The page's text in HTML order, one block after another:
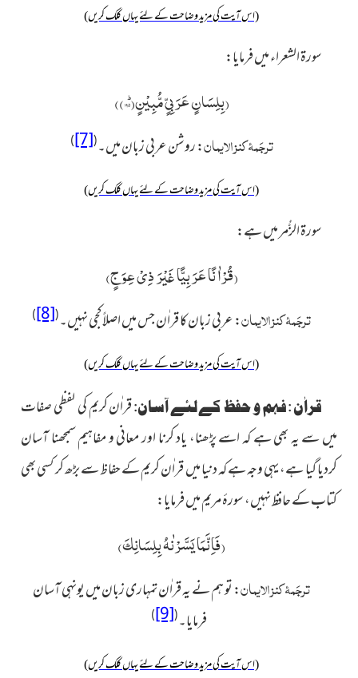
(اس آیت کی مزید وضاحت کے لئے یہاں کلک کریں)
سورۃ الشعراء میں فرمایا:
(بِلِسَانٍ عَرَبِیٍّ مُّبِیْنٍؕ(۱۹۵) )
ترجَمۂ کنز الایمان:روشن عربی زبان میں۔(
[7]
)
(اس آیت کی مزید وضاحت کے لئے یہاں کلک کریں)
سورۃ الزُّمر میں ہے:
(قُرْاٰنًا عَرَبِیًّا غَیْرَ ذِیْ عِوَجٍ)
ترجَمۂ کنز الایمان:عربی زبان کا قراٰن جس میں اصلاً کجی نہیں۔(
[8]
)
(اس آیت کی مزید وضاحت کے لئے یہاں کلک کریں)
قراٰن : فہم و حفظ کے لئے آسان:قراٰن کریم کی لفظی صفات
میں سے یہ بھی ہے کہ اسے پڑھنا، یاد کرنا اور معانی و مفاہیم سمجھنا آسان
کردیا گیا ہے، یہی وجہ ہے کہ دنیا میں قراٰن کریم کے حفاظ سے بڑھ کر کسی بھی
کتاب کے حافظ نہیں، سورۂ مریم میں فرمایا:
(فَاِنَّمَا یَسَّرْنٰهُ بِلِسَانِكَ)
ترجَمۂ کنز الایمان:تو ہم نے یہ قراٰن تمہاری زبان میں یونہی آسان
فرمایا۔(
[9]
)
(اس آیت کی مزید وضاحت کے لئے یہاں کلک کریں)